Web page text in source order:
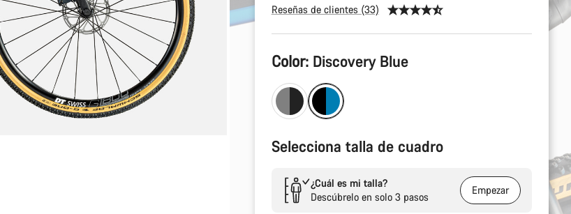
Reseñas de clientes (33)
Configuración
del
producto
Color: Discovery Blue
Selecciona talla de cuadro
¿Cuál es mi talla?
Descúbrelo en solo 3 pasos
Empezar